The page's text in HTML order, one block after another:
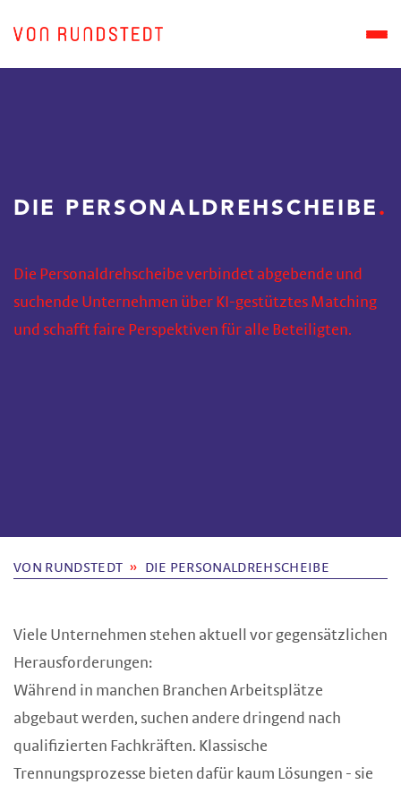
DIE PERSONALDREHSCHEIBE
Die Personaldrehscheibe verbindet abgebende und
suchende Unternehmen über KI-gestütztes Matching
und schafft faire Perspektiven für alle Beteiligten.
VON RUNDSTEDT DIE PERSONALDREHSCHEIBE
Viele Unternehmen stehen aktuell vor gegensätzlichen
Herausforderungen:
Während in manchen Branchen Arbeitsplätze
abgebaut werden, suchen andere dringend nach
qualifizierten Fachkräften. Klassische
Trennungsprozesse bieten dafür kaum Lösungen - sie